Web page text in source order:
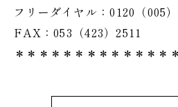
フリーダイヤル：0120（005
FAX：053（423）2511
＊＊＊＊＊＊＊＊＊＊＊＊＊